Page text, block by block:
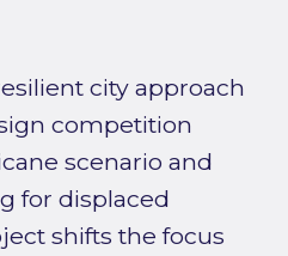
city approach
competition
scenario and
for displaced
shifts the focus